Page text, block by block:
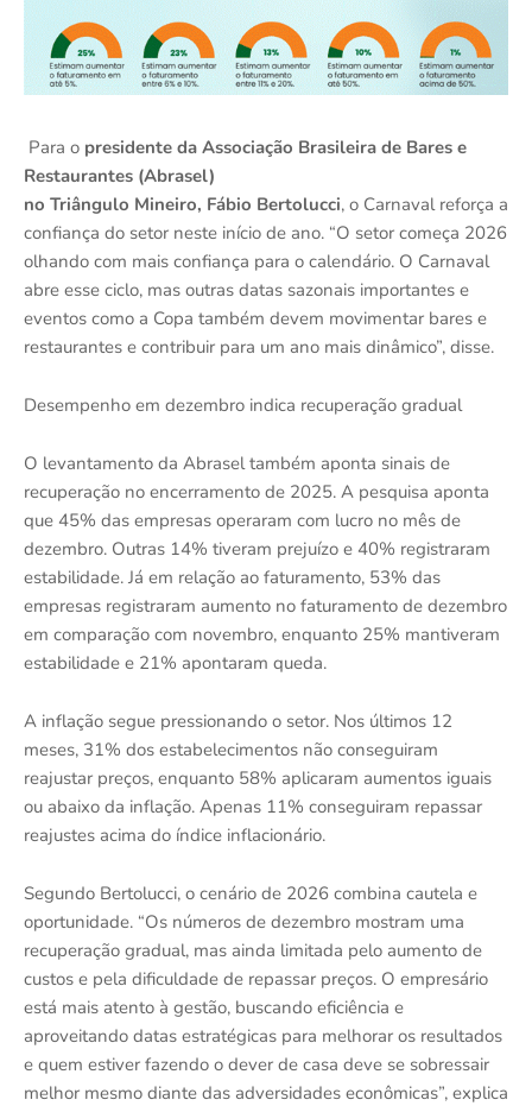
Para o presidente da Associação Brasileira de Bares e
Restaurantes (Abrasel)
no Triângulo Mineiro, Fábio Bertolucci, o Carnaval reforça a
confiança do setor neste início de ano. “O setor começa 2026
olhando com mais confiança para o calendário. O Carnaval
abre esse ciclo, mas outras datas sazonais importantes e
eventos como a Copa também devem movimentar bares e
restaurantes e contribuir para um ano mais dinâmico”, disse.
Desempenho em dezembro indica recuperação gradual
O levantamento da Abrasel também aponta sinais de
recuperação no encerramento de 2025. A pesquisa aponta
que 45% das empresas operaram com lucro no mês de
dezembro. Outras 14% tiveram prejuízo e 40% registraram
estabilidade. Já em relação ao faturamento, 53% das
empresas registraram aumento no faturamento de dezembro
em comparação com novembro, enquanto 25% mantiveram
estabilidade e 21% apontaram queda.
A inflação segue pressionando o setor. Nos últimos 12
meses, 31% dos estabelecimentos não conseguiram
reajustar preços, enquanto 58% aplicaram aumentos iguais
ou abaixo da inflação. Apenas 11% conseguiram repassar
reajustes acima do índice inflacionário.
Segundo Bertolucci, o cenário de 2026 combina cautela e
oportunidade. “Os números de dezembro mostram uma
recuperação gradual, mas ainda limitada pelo aumento de
custos e pela dificuldade de repassar preços. O empresário
está mais atento à gestão, buscando eficiência e
aproveitando datas estratégicas para melhorar os resultados
e quem estiver fazendo o dever de casa deve se sobressair
melhor mesmo diante das adversidades econômicas”, explica